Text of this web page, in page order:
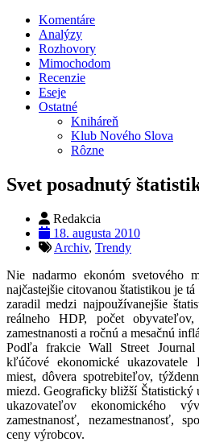
Komentáre
Analýzy
Rozhovory
Mimochodom
Recenzie
Eseje
Ostatné
Kniháreň
Klub Nového Slova
Rôzne
Svet posadnutý
Redakcia
18. augusta 2010
Archiv, Trendy
Nie nadarmo ekonóm svetového
najčastejšie citovanou štatistikou je
zaradil medzi najpoužívanejšie
reálneho HDP, počet obyvateľov,
zamestnanosti a ročnú a mesačnú
Podľa frakcie Wall Street
kľúčové ekonomické ukazovatele
miest, dôvera spotrebiteľov,
miezd. Geograficky bližší Štatistický
ukazovateľov ekonomického
zamestnanosť, nezamestnanosť,
ceny výrobcov.